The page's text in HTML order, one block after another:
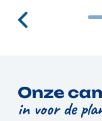
Onze
in voor de